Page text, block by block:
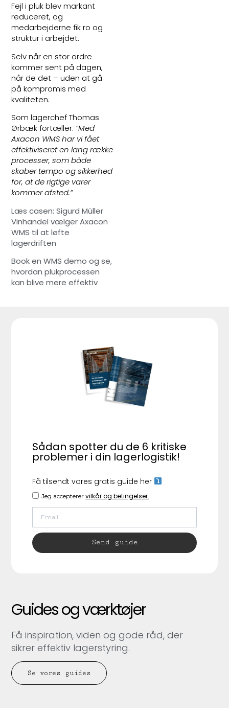
Fejl i pluk blev markant
reduceret, og
medarbejderne fik ro og
struktur i arbejdet.
Selv når en stor ordre
kommer sent på dagen,
når de det – uden at gå
på kompromis med
kvaliteten.
Som lagerchef Thomas
Ørbæk fortæller: “Med
Axacon WMS har vi fået
effektiviseret en lang række
processer, som både
skaber tempo og sikkerhed
for, at de rigtige varer
kommer afsted.”
Læs casen: Sigurd Müller
Vinhandel vælger Axacon
WMS til at løfte
lagerdriften
Book en WMS demo og se,
hvordan plukprocessen
kan blive mere effektiv
Guides og værktøjer
Få inspiration, viden og gode råd, der
sikrer effektiv lagerstyring.
Se vores guides
Sådan spotter du de 6 kritiske
problemer i din lagerlogistik!
Få tilsendt vores gratis guide her
Jeg accepterer vilkår og betingelser.
Send guide